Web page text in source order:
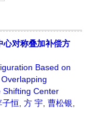
心对称叠加补偿方
Based on
Center
子恒, 方 宇, 曹松银,